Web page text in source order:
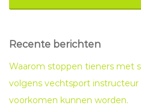
Recente berichten
Waarom stoppen tieners met
volgens vechtsport instructeur
voorkomen kunnen worden.